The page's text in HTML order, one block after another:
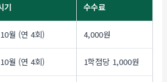
기 수수료
월 (연 4회) 4,000원
월 (연 4회) 1학점당 1,000원